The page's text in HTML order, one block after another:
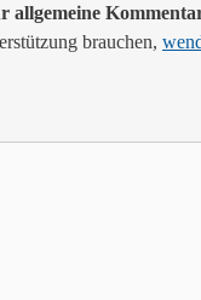
allgemeine
brauchen,